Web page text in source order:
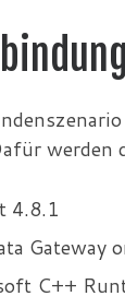
werden
4.8.1
Gateway
C++